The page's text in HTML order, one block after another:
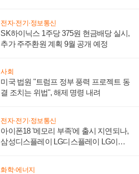
전자·전기·정보통신
SK하이닉스 1주당 375원 현금배당 실시,
추가 주주환원 계획 9월 공개 예정
사회
미국 법원 "트럼프 정부 풍력 프로젝트 동
결 조치는 위법", 해제 명령 내려
전자·전기·정보통신
아이폰18 '메모리 부족'에 출시 지연되나,
삼성디스플레이 LG디스플레이 LG이노
화학·에너지